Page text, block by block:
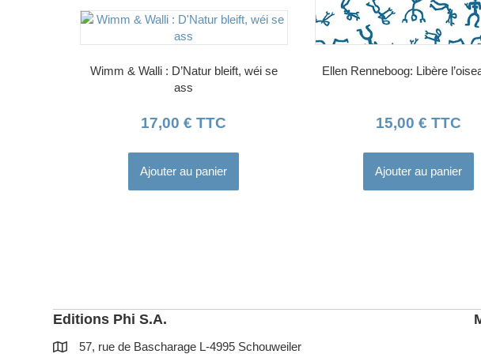
Wimm & Walli : D’Natur bleift, wéi se
ass
17,00€ TTC
Ajouter au panier
Ellen Renneboog: Libère
15,00 € TTC
Ajouter au panier
Editions Phi S.A.
57, rue de Bascharage L-4995 Schouweiler